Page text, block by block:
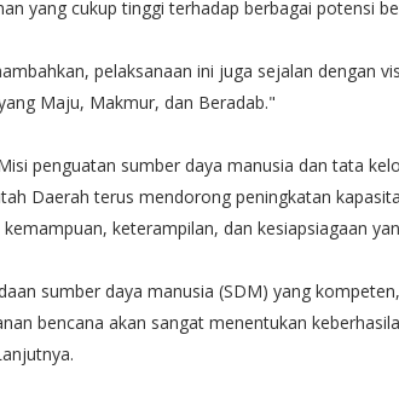
yang cukup tinggi terhadap berbagai potensi
pelaksanaan ini juga sejalan dengan
Maju, Makmur, dan Beradab."
penguatan sumber daya manusia dan tata
Daerah terus mendorong peningkatan
keterampilan, dan kesiapsiagaan
sumber daya manusia (SDM) yang
bencana akan sangat menentukan